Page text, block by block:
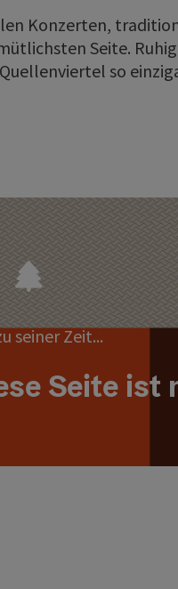
Konzerten,
Seite.
so
seiner Zeit...
Seite ist